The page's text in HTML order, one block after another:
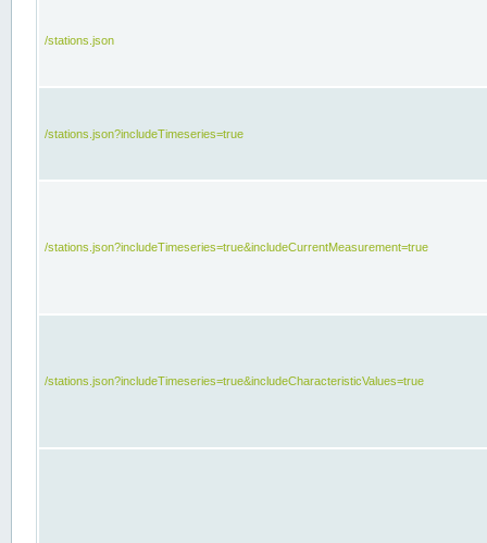
/stations.json
/stations.json?includeTimeseries=true
/stations.json?includeTimeseries=true&includeCurrentMeasurement=true
/stations.json?includeTimeseries=true&includeCharacteristicValues=true